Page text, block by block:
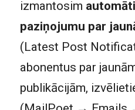
izmantosim
paziņojumu par
(Latest Post
abonentus par
publikācijām,